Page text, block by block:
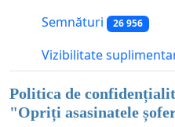
Semnături 26 956
Vizibilitate
Politica de
"Opriți asasinatele